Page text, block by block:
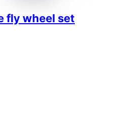
fly wheel set